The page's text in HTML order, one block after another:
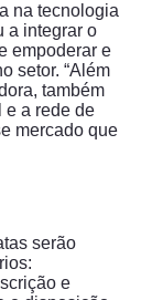
na tecnologia
a integrar o
empoderar e
setor. “Além
também
e a rede de
mercado que
serão
e